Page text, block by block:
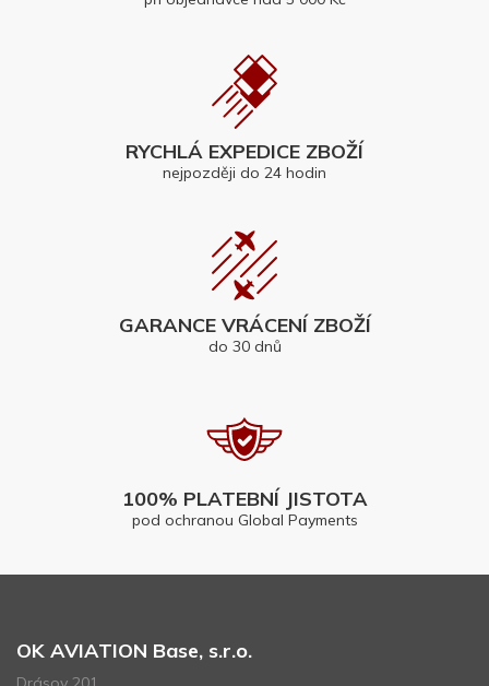
RYCHLÁ EXPEDICE ZBOŽÍ
nejpozději do 24 hodin
GARANCE VRÁCENÍ ZBOŽÍ
do 30 dnů
100% PLATEBNÍ JISTOTA
pod ochranou Global Payments
OK AVIATION Base, s.r.o.